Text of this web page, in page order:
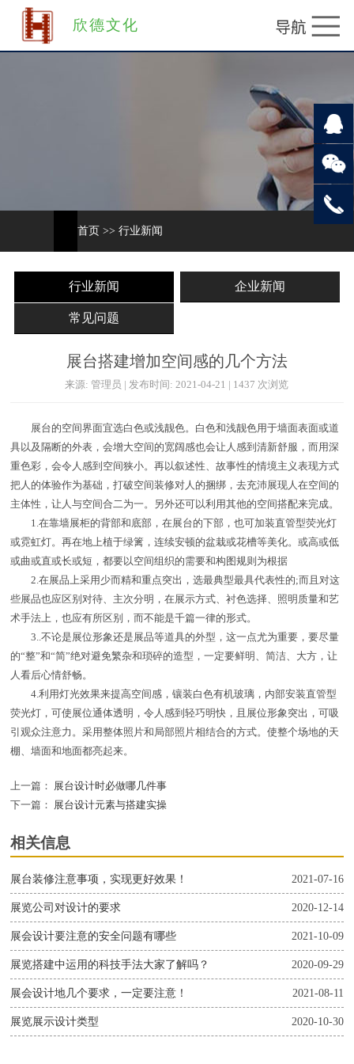
欣德文化
首页 >> 行业新闻
行业新闻 企业新闻
常见问题
展台搭建增加空间感的几个方法
来源: 管理员 | 发布时间: 2021-04-21 | 1437 次浏览
展台的空间界面宜选白色或浅靓色。白色和浅靓色用于墙面表面或道
具以及隔断的外表，会增大空间的宽阔感也会让人感到清新舒服，而用深
重色彩，会令人感到空间狭小。再以叙述性、故事性的情境主义表现方式
把人的体验作为基础，打破空间装修对人的捆绑，去充沛展现人在空间的
主体性，让人与空间合二为一。另外还可以利用其他的空间搭配来完成。
1.在靠墙展柜的背部和底部，在展台的下部，也可加装直管型荧光灯
或霓虹灯。再在地上植于绿篱，连续安顿的盆栽或花槽等美化。或高或低
或曲或直或长或短，都要以空间组织的需要和构图规则为根据
2.在展品上采用少而精和重点突出，选最典型最具代表性的;而且对这
些展品也应区别对待、主次分明，在展示方式、衬色选择、照明质量和艺
术手法上，也应有所区别，而不能是千篇一律的形式。
3..不论是展位形象还是展品等道具的外型，这一点尤为重要，要尽量
的“整”和“简”绝对避免繁杂和琐碎的造型，一定要鲜明、简洁、大方，让
人看后心情舒畅。
4.利用灯光效果来提高空间感，镶装白色有机玻璃，内部安装直管型
荧光灯，可使展位通体透明，令人感到轻巧明快，且展位形象突出，可吸
引观众注意力。采用整体照片和局部照片相结合的方式。使整个场地的天
棚、墙面和地面都亮起来。
上一篇：
展台设计时必做哪几件事
下一篇：
展台设计元素与搭建实操
相关信息
2021-07-16
展台装修注意事项，实现更好效果！
2020-12-14
展览公司对设计的要求
2021-10-09
展会设计要注意的安全问题有哪些
2020-09-29
展览搭建中运用的科技手法大家了解吗？
2021-08-11
展会设计地几个要求，一定要注意！
2020-10-30
展览展示设计类型